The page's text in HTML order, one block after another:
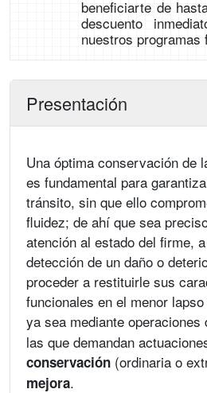
beneficiarte de
descuento
nuestros programas
Presentación
Una óptima conservación de
es fundamental para
tránsito, sin que ello
fluidez; de ahí que sea
atención al estado del firme,
detección de un daño o
proceder a restituirle sus
funcionales en el menor
ya sea mediante operaciones
las que demandan
conservación (ordinaria o
mejora.